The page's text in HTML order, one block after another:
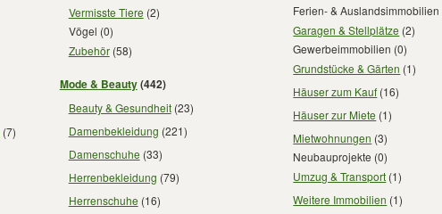
(7)
Vermisste Tiere (2)
Vögel (0)
Zubehör(58)
Mode & Beauty(442)
Beauty & Gesundheit(23)
Damenbekleidung (221)
Damenschuhe (33)
Herrenbekleidung (79)
Herrenschuhe (16)
Ferien- & Auslandsimmobilien
Garagen & Stellplätze (2)
Gewerbeimmobilien (0)
Grundstücke & Gärten (1)
Häuser zum Kauf (16)
Häuser zur Miete (1)
Mietwohnungen (3)
Neubauprojekte (0)
Umzug & Transport (1)
Weitere Immobilien (1)